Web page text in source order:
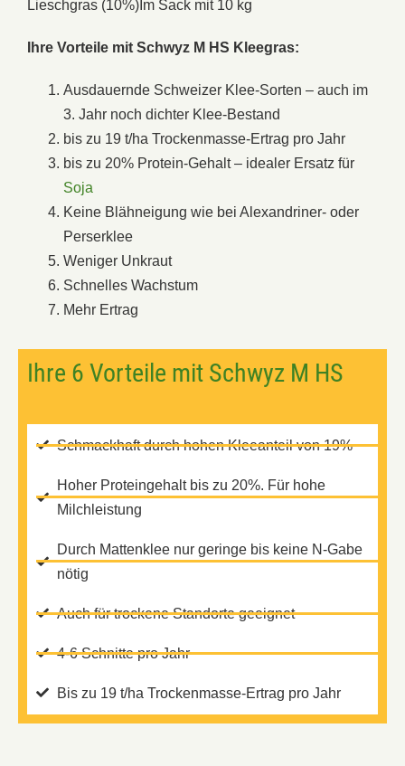
Lieschgras (10%)Im Sack mit 10 kg
Ihre Vorteile mit Schwyz M HS Kleegras:
Ausdauernde Schweizer Klee-Sorten – auch im
3. Jahr noch dichter Klee-Bestand
bis zu 19 t/ha Trockenmasse-Ertrag pro Jahr
bis zu 20% Protein-Gehalt – idealer Ersatz für
Soja
Keine Blähneigung wie bei Alexandriner- oder
Perserklee
Weniger Unkraut
Schnelles Wachstum
Mehr Ertrag
Ihre 6 Vorteile mit Schwyz M HS
Schmackhaft durch hohen Kleeanteil von 19%
Hoher Proteingehalt bis zu 20%. Für hohe
Milchleistung
Durch Mattenklee nur geringe bis keine N-Gabe
nötig
Auch für trockene Standorte geeignet
4-6 Schnitte pro Jahr
Bis zu 19 t/ha Trockenmasse-Ertrag pro Jahr